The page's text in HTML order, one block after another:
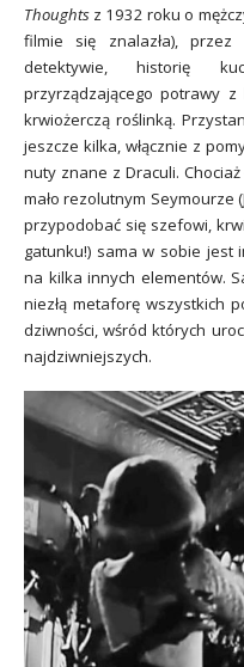
Thoughts z 1932 roku o
filmie się znalazła),
detektywie, historię
przyrządzającego potrawy
krwiożerczą roślinką.
jeszcze kilka, włącznie z
nuty znane z Draculi.
mało rezolutnym Seymourze
przypodobać się szefowi,
gatunku!) sama w sobie jest
na kilka innych elementów.
niezłą metaforę wszystkich
dziwności, wśród których
najdziwniejszych.